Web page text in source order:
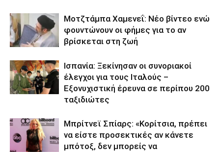
Μοτζτάμπα Χαμενεΐ: Νέο βίντεο ενώ
φουντώνουν οι φήμες για το αν
βρίσκεται στη ζωή
Ισπανία: Ξεκίνησαν οι συνοριακοί
έλεγχοι για τους Ιταλούς –
Εξονυχιστική έρευνα σε περίπου 200
ταξιδιώτες
Μπρίτνεϊ Σπίαρς: «Κορίτσια, πρέπει
να είστε προσεκτικές αν κάνετε
μπότοξ, δεν μπορείς να